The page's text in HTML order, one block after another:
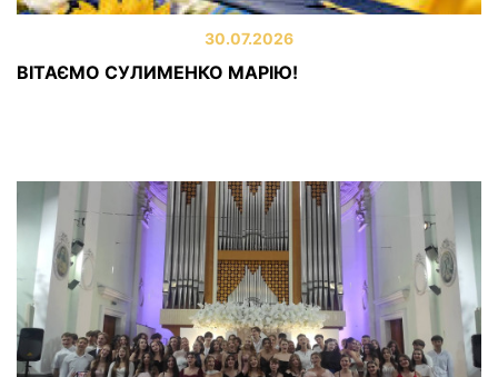
30.07.2026
ВІТАЄМО СУЛИМЕНКО МАРІЮ!